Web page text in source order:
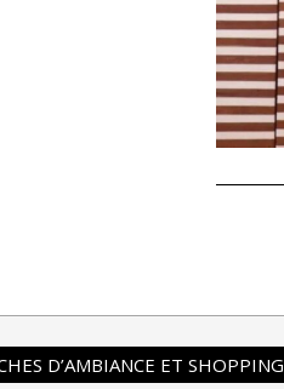
D’AMBIANCE ET SHOPPING